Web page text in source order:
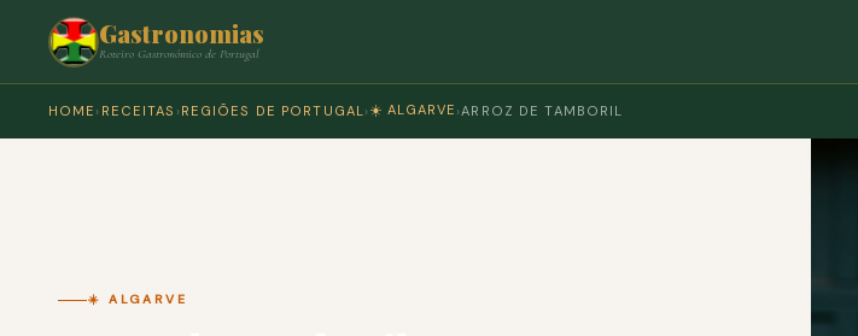
Gastronomias
Roteiro Gastronómico de Portugal
HOME › RECEITAS › REGIÕES DE PORTUGAL› ☀️ ALGARVE ›ARROZ DE TAMBORIL
☀️ ALGARVE